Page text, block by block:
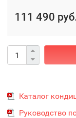
111 490
Каталог
Руководство